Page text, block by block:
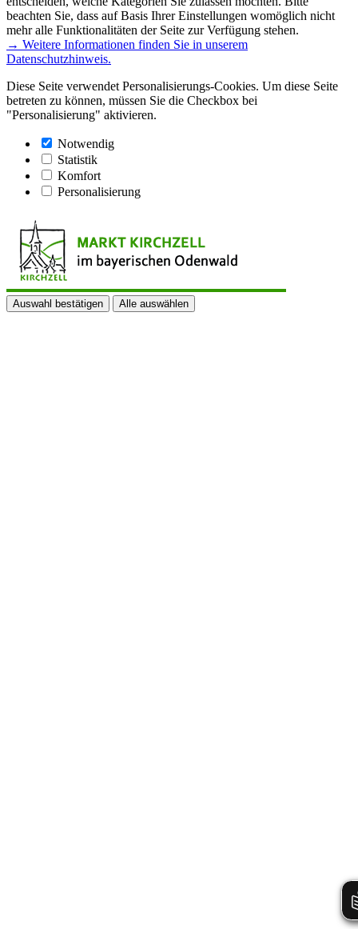
beachten Sie, dass auf Basis Ihrer Einstellungen womöglich nicht
mehr alle Funktionalitäten der Seite zur Verfügung stehen.
→ Weitere Informationen finden Sie in unserem
Datenschutzhinweis.
Diese Seite verwendet Personalisierungs-Cookies. Um diese Seite
betreten zu können, müssen Sie die Checkbox bei
"Personalisierung" aktivieren.
Notwendig
Statistik
Komfort
Personalisierung
Auswahl bestätigen Alle auswählen